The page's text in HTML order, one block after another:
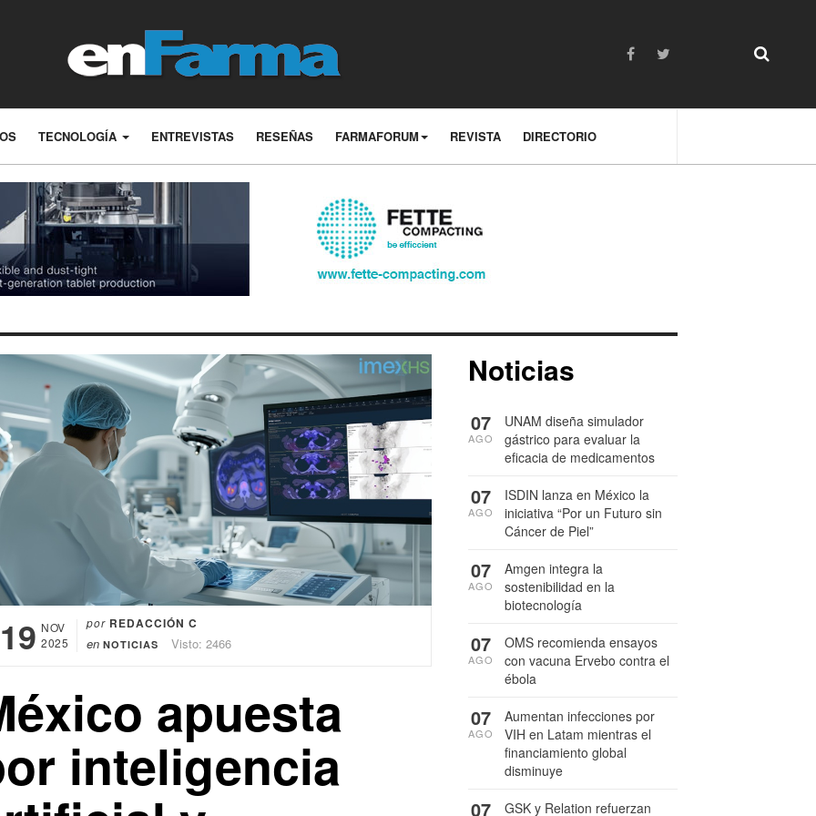
TECNOLOGÍA ENTREVISTAS RESEÑAS FARMAFORUM REVISTA DIRECTORIO
19 NOV
2025
por REDACCIÓN C
en NOTICIAS Visto: 2466
apuesta
inteligencia
Noticias
UNAM diseña simulador
gástrico para evaluar la
eficacia de medicamentos
07
AGO
ISDIN lanza en México la
iniciativa “Por un Futuro sin
Cáncer de Piel”
07
AGO
Amgen integra la
sostenibilidad en la
biotecnología
07
AGO
OMS recomienda ensayos
con vacuna Ervebo contra el
ébola
07
AGO
Aumentan infecciones por
VIH en Latam mientras el
financiamiento global
disminuye
07
AGO
GSK y Relation refuerzan
07